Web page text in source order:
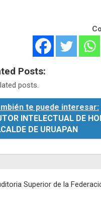
Posts:
posts.
te puede interesar:
INTELECTUAL DE
DE URUAPAN
Superior de la